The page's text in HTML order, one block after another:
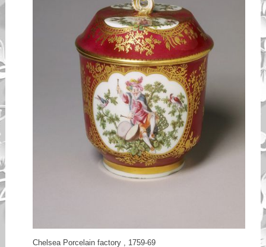
Chelsea Porcelain factory , 1759-69